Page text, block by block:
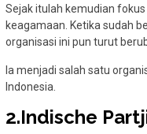
Sejak itulah kemudian
keagamaan. Ketika sudah
organisasi ini pun turut
Ia menjadi salah satu
Indonesia.
2.Indische